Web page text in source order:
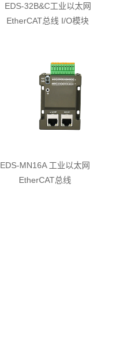
EDS-32B&C工业以太网
EtherCAT总线 I/O模块
EDS-MN16A 工业以太网
EtherCAT总线